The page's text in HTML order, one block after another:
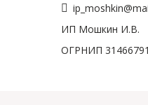
ИП Мошкин И.В.
ОГРНИП